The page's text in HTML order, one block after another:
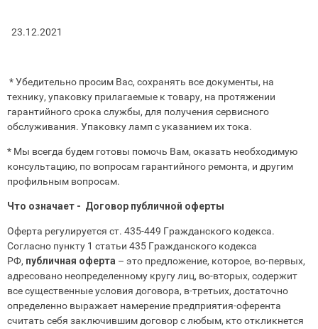
23.12.2021
* Убедительно просим Вас, сохранять все документы, на
технику, упаковку прилагаемые к товару, на протяжении
гарантийного срока службы, для получения сервисного
обслуживания. Упаковку ламп с указанием их тока.
* Мы всегда будем готовы помочь Вам, оказать необходимую
консультацию, по вопросам гарантийного ремонта, и другим
профильным вопросам.
Что означает - Договор публичной оферты
Оферта регулируется ст. 435-449 Гражданского кодекса.
Согласно пункту 1 статьи 435 Гражданского кодекса
РФ, публичная оферта – это предложение, которое, во-первых,
адресовано неопределенному кругу лиц, во-вторых, содержит
все существенные условия договора, в-третьих, достаточно
определенно выражает намерение предприятия-оферента
считать себя заключившим договор с любым, кто откликнется